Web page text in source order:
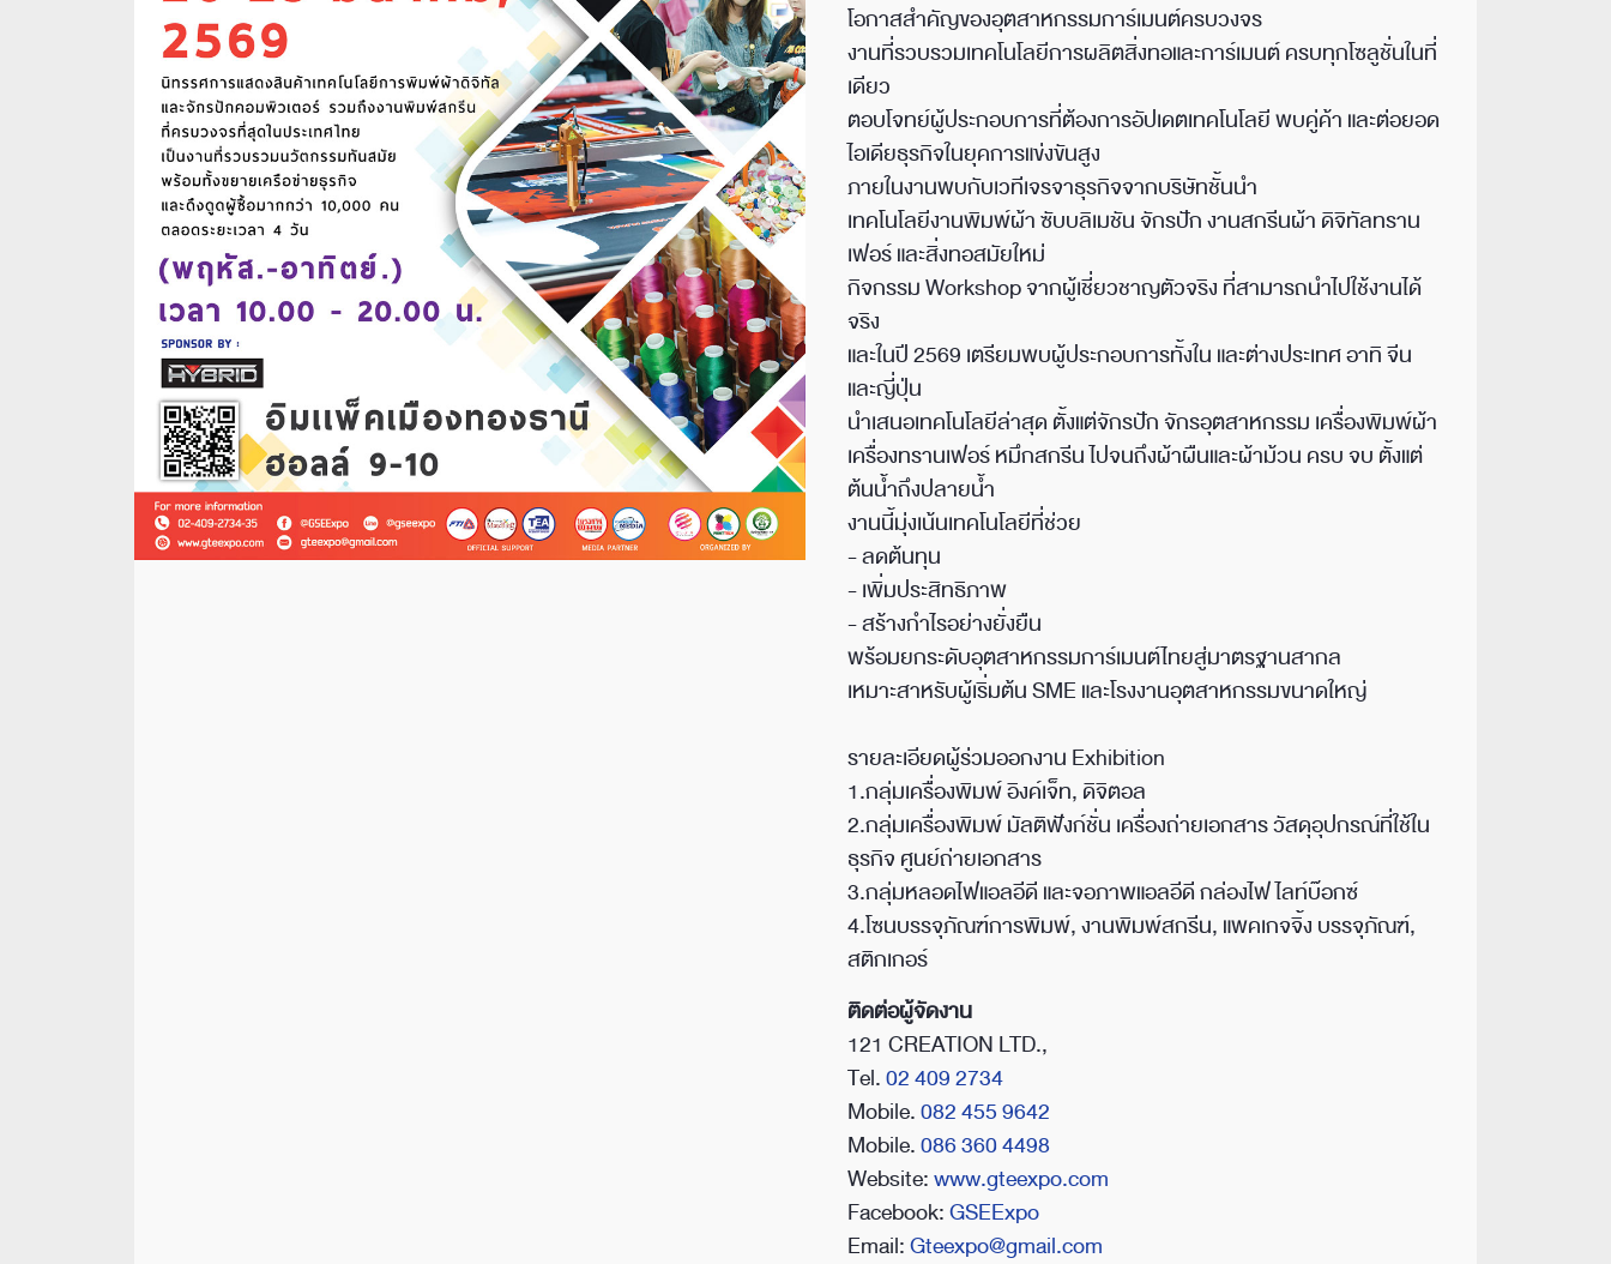
โอกาสสำคัญของอุตสาหกรรมการ์เมนต์ครบวงจร
งานที่รวบรวมเทคโนโลยีการผลิตสิ่งทอและการ์เมนต์ ครบทุกโซลูชั่นในที่
เดียว
ตอบโจทย์ผู้ประกอบการที่ต้องการอัปเดตเทคโนโลยี พบคู่ค้า และต่อยอด
ไอเดียธุรกิจในยุคการแข่งขันสูง
ภายในงานพบกับเวทีเจรจาธุรกิจจากบริษัทชั้นนำ
เทคโนโลยีงานพิมพ์ผ้า ซับบลิเมชัน จักรปัก งานสกรีนผ้า ดิจิทัลทราน
เฟอร์ และสิ่งทอสมัยใหม่
กิจกรรม Workshop จากผู้เชี่ยวชาญตัวจริง ที่สามารถนำไปใช้งานได้
จริง
และในปี 2569 เตรียมพบผู้ประกอบการทั้งใน และต่างประเทศ อาทิ จีน
และญี่ปุ่น
นำเสนอเทคโนโลยีล่าสุด ตั้งแต่จักรปัก จักรอุตสาหกรรม เครื่องพิมพ์ผ้า
เครื่องทรานเฟอร์ หมึกสกรีน ไปจนถึงผ้าผืนและผ้าม้วน ครบ จบ ตั้งแต่
ต้นน้ำถึงปลายน้ำ
งานนี้มุ่งเน้นเทคโนโลยีที่ช่วย
- ลดต้นทุน
- เพิ่มประสิทธิภาพ
- สร้างกำไรอย่างยั่งยืน
พร้อมยกระดับอุตสาหกรรมการ์เมนต์ไทยสู่มาตรฐานสากล
เหมาะสาหรับผู้เริ่มต้น SME และโรงงานอุตสาหกรรมขนาดใหญ่
รายละเอียดผู้ร่วมออกงาน Exhibition
1.กลุ่มเครื่องพิมพ์ อิงค์เจ็ท, ดิจิตอล
2.กลุ่มเครื่องพิมพ์ มัลติฟังก์ชั่น เครื่องถ่ายเอกสาร วัสดุอุปกรณ์ที่ใช้ใน
ธุรกิจ ศูนย์ถ่ายเอกสาร
3.กลุ่มหลอดไฟแอลอีดี และจอภาพแอลอีดี กล่องไฟ ไลท์บ๊อกซ์
4.โซนบรรจุภัณฑ์การพิมพ์, งานพิมพ์สกรีน, แพคเกจจิ้ง บรรจุภัณฑ์,
สติกเกอร์
ติดต่อผู้จัดงาน
121 CREATION LTD.,
Tel.02 409 2734
Mobile.082 455 9642
Mobile.086 360 4498
Website:www.gteexpo.com
Facebook:GSEExpo
Email:Gteexpo@gmail.com